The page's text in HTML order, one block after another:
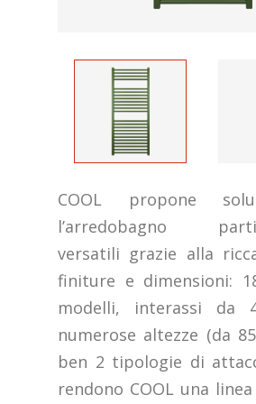
COOL propone
l’arredobagno
versatili grazie alla
finiture e dimensioni:
modelli, interassi da
numerose altezze (da
ben 2 tipologie di
rendono COOL una